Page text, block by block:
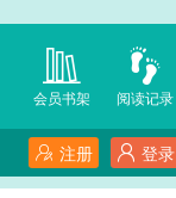
阅读记录
会员书架
登录
注册